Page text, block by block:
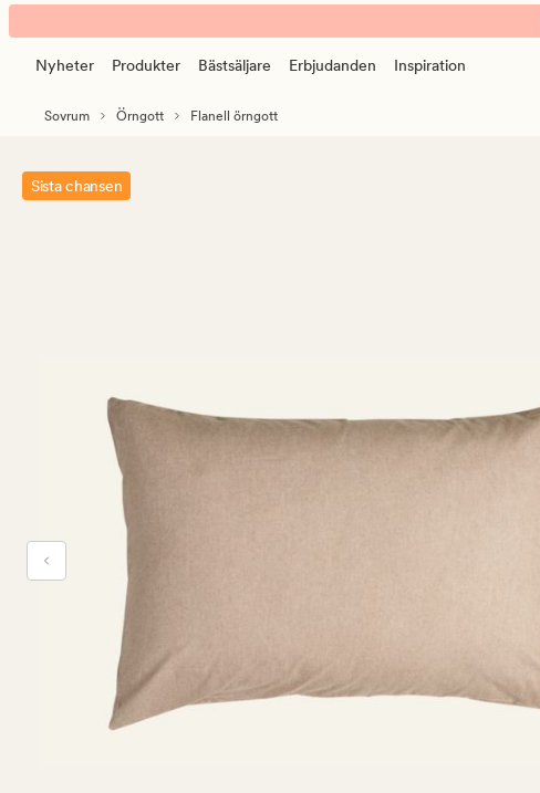
Verbier
Örngott
flanell
banner.
Klicka
ESCAPE
att
pausa.
Nyheter Produkter Bästsäljare Erbjudanden Inspiration
Sovrum Örngott Flanell örngott
Sista chansen